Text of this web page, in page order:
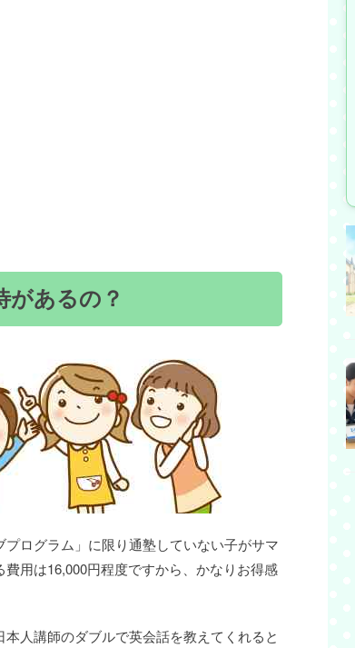
があるの？
ログラム」に限り通塾していない子がサマ
用は16,000円程度ですから、かなりお得感
人講師のダブルで英会話を教えてくれると